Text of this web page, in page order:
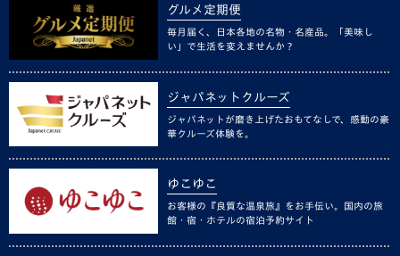
グルメ定期便
毎月届く、日本各地の名物・名産品。「美味し
い」で生活を変えませんか？
ジャパネットクルーズ
ジャパネットが磨き上げたおもてなしで、感動の豪
華クルーズ体験を。
ゆこゆこ
お客様の『良質な温泉旅』をお手伝い。国内の旅
館・宿・ホテルの宿泊予約サイト